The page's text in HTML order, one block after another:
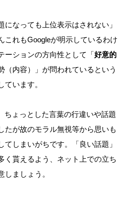
なっても上位表示はされない」
これもGoogleが明示しているわけ
ーションの方向性として「好意的
（内容）」が問われているという
ています。
ちょっとした言葉の行違いや話題
たが故のモラル無視等から思いも
てしまいがちです。「良い話題」
く貰えるよう、ネット上での立ち
しましょう。